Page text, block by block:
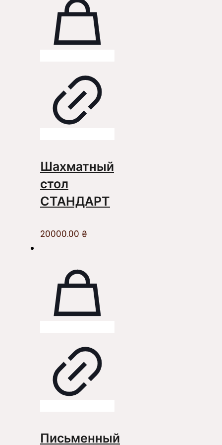
Шахматный
стол
СТАНДАРТ
20000.00 ₴
Письменный